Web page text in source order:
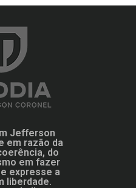
Jefferson
em razão da
do
em fazer
expresse a
liberdade.